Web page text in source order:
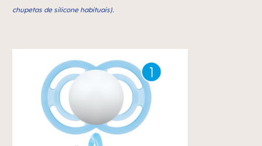
chupetas de silicone habituais).